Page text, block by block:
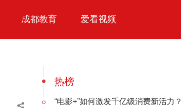
成都教育 爱看视频
热榜
“电影+”如何激发千亿级消费新活力？